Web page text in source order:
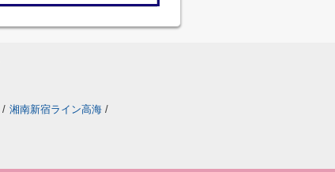
/ 湘南新宿ライン高海 /